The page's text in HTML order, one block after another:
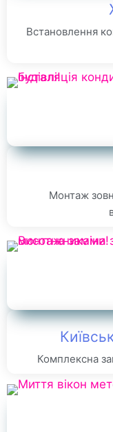
Встановлення
Монтаж
Комплексна